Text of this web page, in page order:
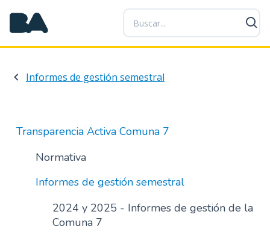
P
a
s
a
a
n
n
d
Informes de gestión semestral
Transparencia Activa Comuna 7
Normativa
Informes de gestión semestral
2024 y 2025 - Informes de gestión de la
Comuna 7